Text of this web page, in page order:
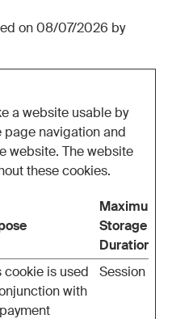
on 08/07/2026 by
a website usable by
navigation and
website. The website
these cookies.
Maximum
Storage
Duration
cookie is used
with
Session